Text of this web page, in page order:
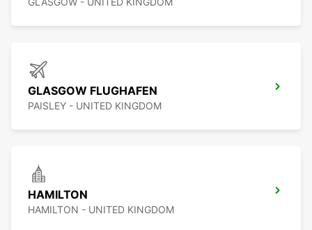
GLASGOW FLUGHAFEN
PAISLEY - UNITED KINGDOM
HAMILTON
HAMILTON - UNITED KINGDOM